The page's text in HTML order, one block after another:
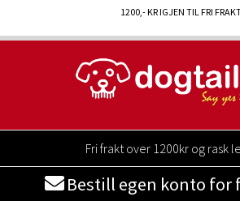
1200,- KR IGJEN TIL FRI
Fri frakt over 1200kr og rask
Bestill egen konto